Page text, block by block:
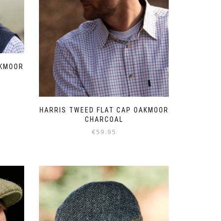
HARRIS TWEED FLAT CAP OAKMOOR
CHARCOAL
€59.95
heeft
meerdere
variaties.
Deze
optie
kan